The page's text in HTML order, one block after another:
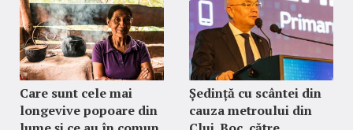
Care sunt cele mai
longevive popoare din
Ședință cu scântei din
cauza metroului din